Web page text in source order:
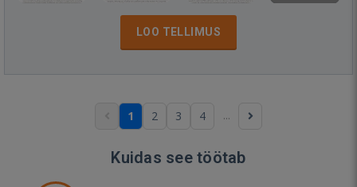
LOO TELLIMUS
1 2 3 4 ...
Kuidas see töötab